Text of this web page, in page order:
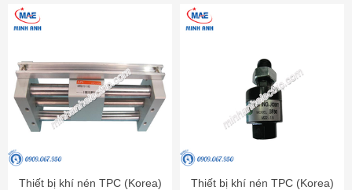
Thiết bị khí nén TPC (Korea)
Thiết bị khí nén TPC (Korea)